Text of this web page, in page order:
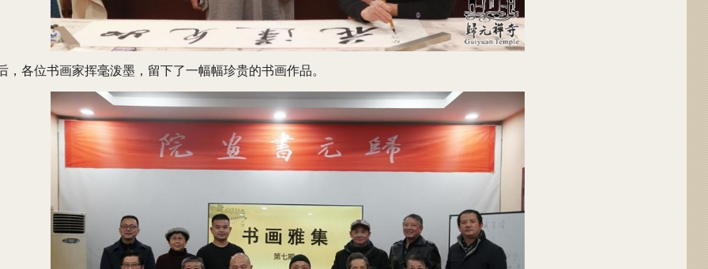
各位书画家挥毫泼墨，留下了一幅幅珍贵的书画作品。